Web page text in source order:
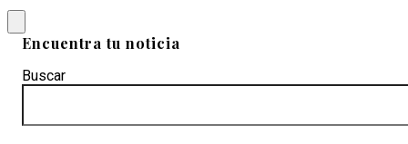
Encuentra tu noticia
Buscar